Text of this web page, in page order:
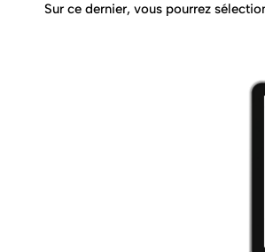
Sur ce dernier, vous pourrez